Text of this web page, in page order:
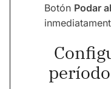
Botón Podar